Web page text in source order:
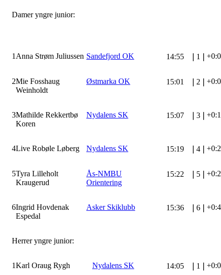
Damer yngre junior:
1 Anna Strøm Juliussen Sandefjord OK 14:55 1
2Mie Fosshaug
Weinholdt
Østmarka OK 15:01 2
3Mathilde Rekkertbø
Koren
Nydalens SK 15:07 3
4Live Robøle Løberg Nydalens SK 15:19 4
5Tyra Lilleholt
Kraugerud
Ås-NMBU
Orientering
15:22 5
6Ingrid Hovdenak
Espedal
Asker Skiklubb 15:36 6
Herrer yngre junior:
1Karl Oraug Rygh Nydalens SK 14:05 1